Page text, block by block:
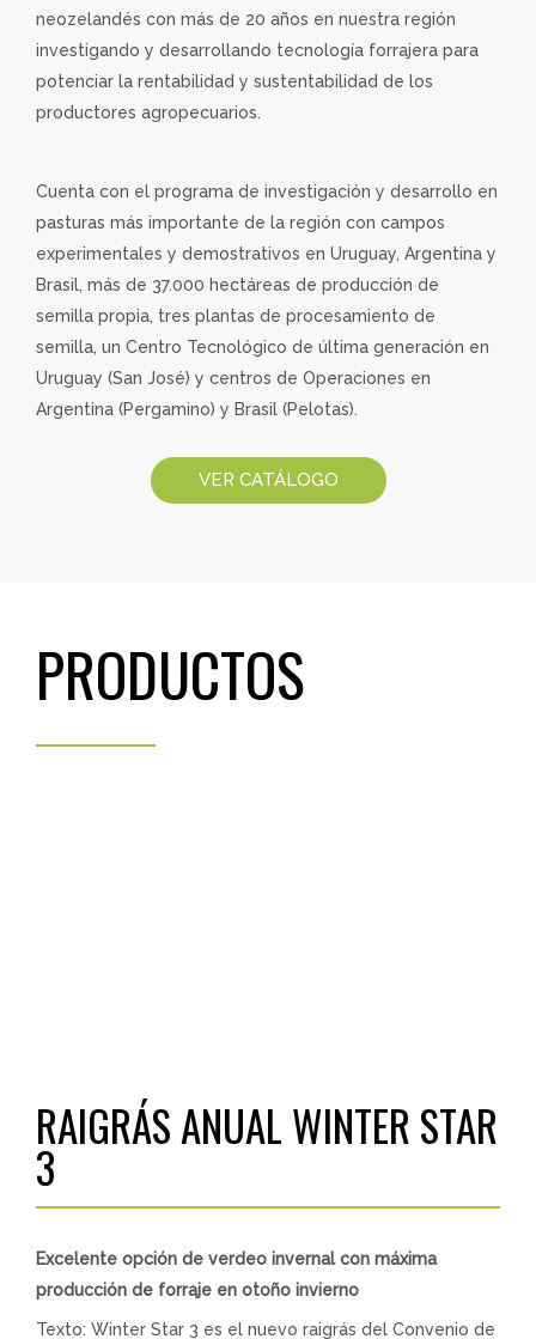
neozelandés con más de 20 años en nuestra región
investigando y desarrollando tecnología forrajera para
potenciar la rentabilidad y sustentabilidad de los
productores agropecuarios.
Cuenta con el programa de investigación y desarrollo en
pasturas más importante de la región con campos
experimentales y demostrativos en Uruguay, Argentina y
Brasil, más de 37.000 hectáreas de producción de
semilla propia, tres plantas de procesamiento de
semilla, un Centro Tecnológico de última generación en
Uruguay (San José) y centros de Operaciones en
Argentina (Pergamino) y Brasil (Pelotas).
VER CATÁLOGO
PRODUCTOS
RAIGRÁS ANUAL WINTER STAR
3
Excelente opción de verdeo invernal con máxima
producción de forraje en otoño invierno
Texto: Winter Star 3 es el nuevo raigrás del Convenio de